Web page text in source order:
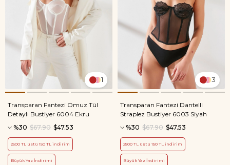
1
Transparan Fantezi Omuz Tül
Detaylı Bustiyer 6004 Ekru
%30
$47.53
$67.90
2500 TL üstü 150 TL indirim
Büyük Yaz İndirimi
3
Transparan Fantezi Dantelli
Straplez Bustiyer 6003 Siyah
%30
$47.53
$67.90
2500 TL üstü 150 TL indirim
Büyük Yaz İndirimi